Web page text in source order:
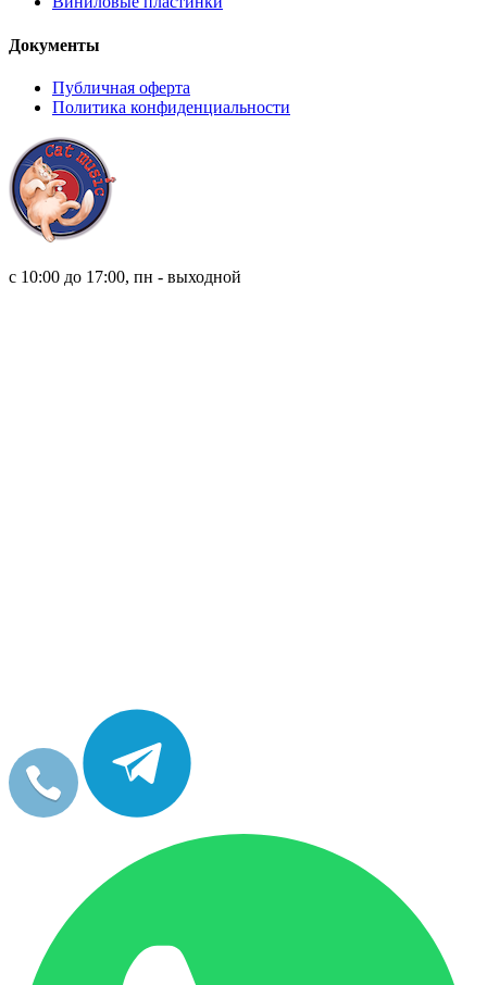
Документы
Публичная оферта
Политика конфиденциальности
с 10:00 до 17:00, пн - выходной